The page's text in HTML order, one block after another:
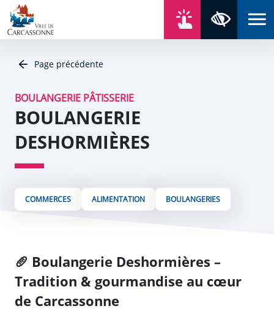
Aller au contenu
Aller au menu
Aller au plan du site
Aller à la recherche
Page précédente
BOULANGERIE PÂTISSERIE
BOULANGERIE
DESHORMIÈRES
COMMERCES ALIMENTATION BOULANGERIES
🥖 Boulangerie Deshormières –
Tradition & gourmandise au cœur
de Carcassonne
Panneau de gestion des cookies